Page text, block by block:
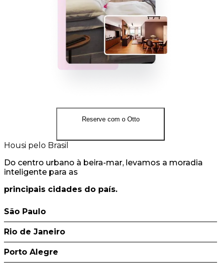
Reserve com o Otto
Housi pelo Brasil
Do centro urbano à beira-mar, levamos a moradia
inteligente para as
principais cidades do país.
São Paulo
Rio de Janeiro
Porto Alegre